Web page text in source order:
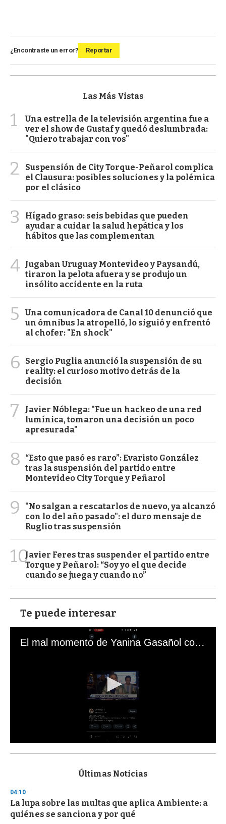
¿Encontraste un error? Reportar
Las Más Vistas
1
Una estrella de la televisión argentina fue a
ver el show de Gustaf y quedó deslumbrada:
"Quiero trabajar con vos"
2
Suspensión de City Torque-Peñarol complica
el Clausura: posibles soluciones y la polémica
por el clásico
3
Hígado graso: seis bebidas que pueden
ayudar a cuidar la salud hepática y los
hábitos que las complementan
4 Jugaban Uruguay Montevideo y Paysandú,
tiraron la pelota afuera y se produjo un
insólito accidente en la ruta
5
Una comunicadora de Canal 10 denunció que
un ómnibus la atropelló, lo siguió y enfrentó
al chofer: "En shock"
6
Sergio Puglia anunció la suspensión de su
reality: el curioso motivo detrás de la
decisión
7
Javier Nóblega: "Fue un hackeo de una red
lumínica, tomaron una decisión un poco
apresurada"
8
“Esto que pasó es raro”: Evaristo González
tras la suspensión del partido entre
Montevideo City Torque y Peñarol
9
"No salgan a rescatarlos de nuevo, ya alcanzó
con lo del año pasado": el duro mensaje de
Ruglio tras suspensión
10Javier Feres tras suspender el partido entre
Torque y Peñarol: “Soy yo el que decide
cuando se juega y cuando no”
Te puede interesar
El mal momento de Yanina Gasañol con un hincha argentino en "Subrayado"
s
d
s
o
f
Últimas Noticias
04:10
La lupa sobre las multas que aplica Ambiente: a
quiénes se sanciona y por qué